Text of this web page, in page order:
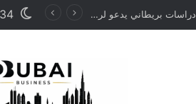
مركز دراسات بريطاني يدعو لرفع ضريبة الدخل إلى 52% 34